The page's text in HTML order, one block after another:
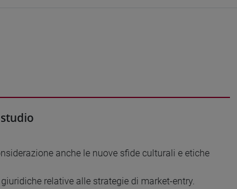
anche le nuove sfide culturali e etiche
relative alle strategie di market-entry.